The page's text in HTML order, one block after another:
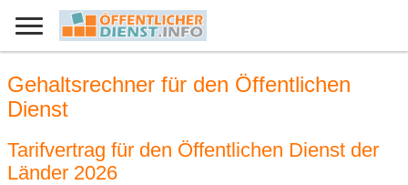
Gehaltsrechner für den Öffentlichen
Dienst
Tarifvertrag für den Öffentlichen Dienst der
Länder 2026